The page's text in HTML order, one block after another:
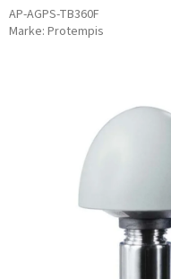
AP-AGPS-TB360F
Marke: Protempis